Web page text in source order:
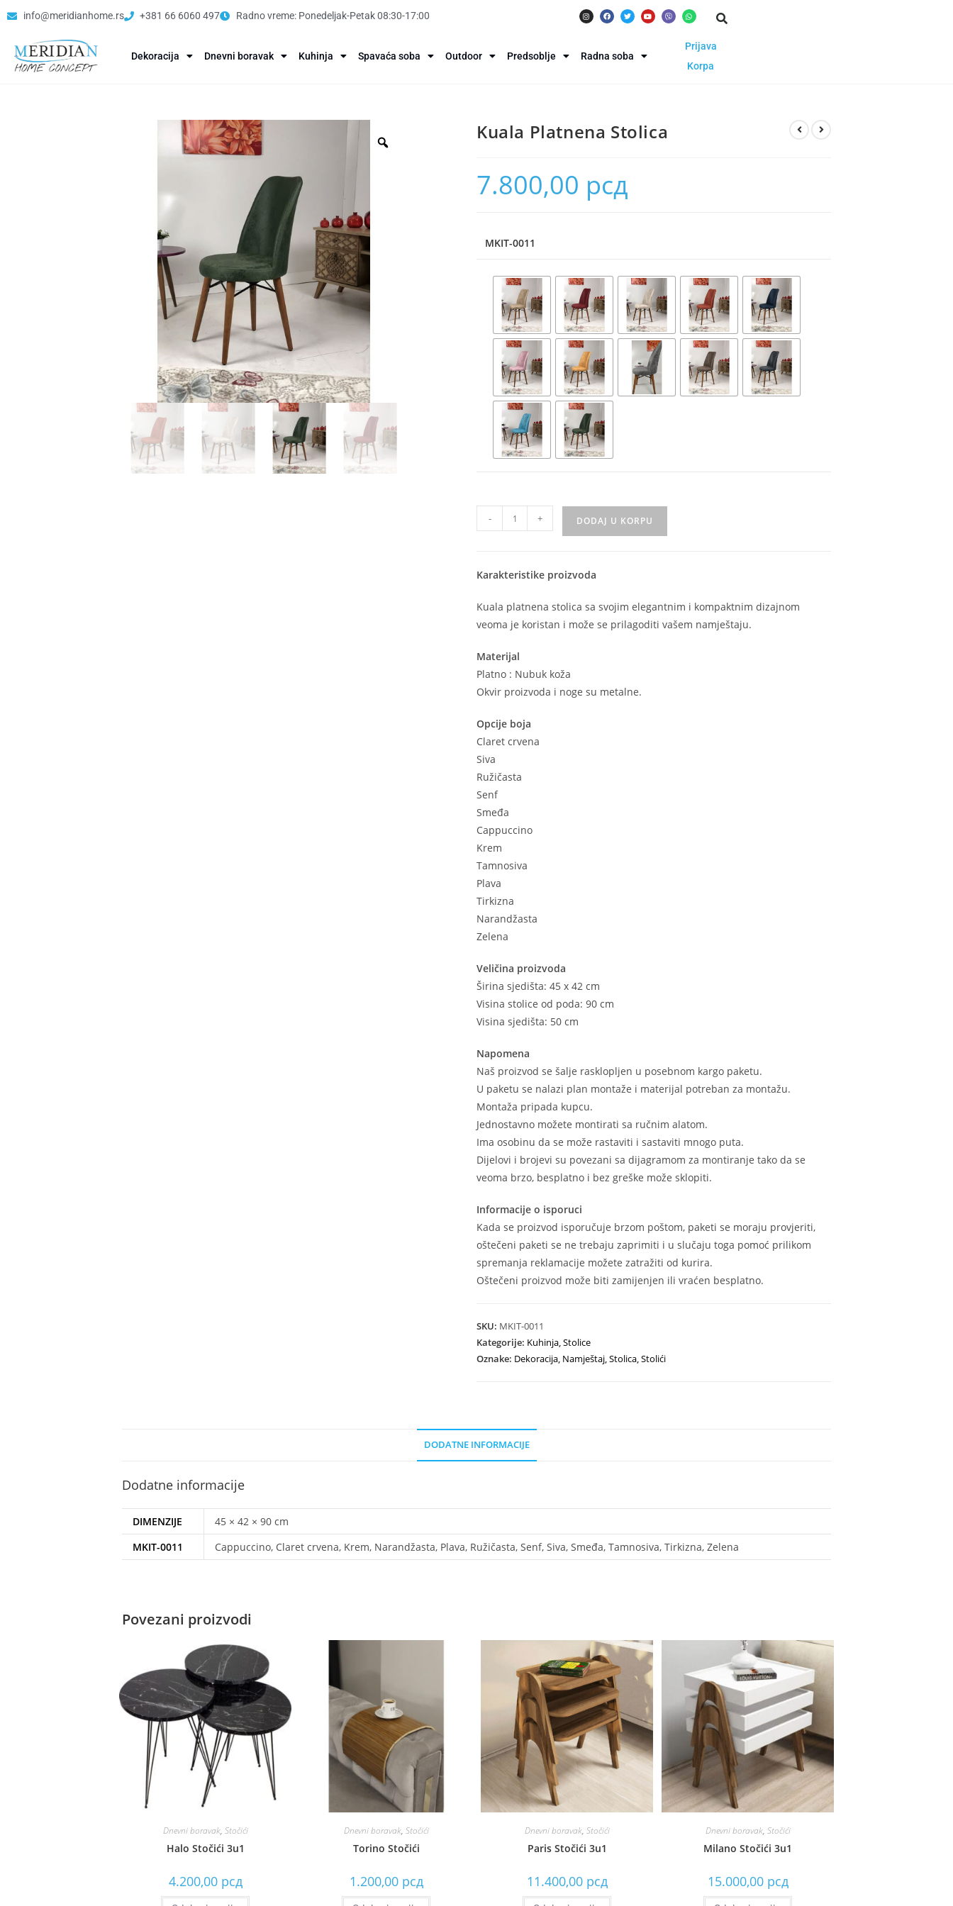
info@meridianhome.rs +381 66 6060 497 Radno vreme: Ponedeljak-Petak 08:30-17:00
Dekoracija Dnevni boravak Kuhinja Spavaća soba Outdoor Predsoblje Radna soba
Prijava
Korpa
Kuala Platnena Stolica
7.800,00 рсд
MKIT-0011
- + DODAJ U KORPU
Karakteristike proizvoda
Kuala platnena stolica sa svojim elegantnim i kompaktnim dizajnom
veoma je koristan i može se prilagoditi vašem namještaju.
Materijal
Platno : Nubuk koža
Okvir proizvoda i noge su metalne.
Opcije boja
Claret crvena
Siva
Ružičasta
Senf
Smeđa
Cappuccino
Krem
Tamnosiva
Plava
Tirkizna
Narandžasta
Zelena
Veličina proizvoda
Širina sjedišta: 45 x 42 cm
Visina stolice od poda: 90 cm
Visina sjedišta: 50 cm
Napomena
Naš proizvod se šalje rasklopljen u posebnom kargo paketu.
U paketu se nalazi plan montaže i materijal potreban za montažu.
Montaža pripada kupcu.
Jednostavno možete montirati sa ručnim alatom.
Ima osobinu da se može rastaviti i sastaviti mnogo puta.
Dijelovi i brojevi su povezani sa dijagramom za montiranje tako da se
veoma brzo, besplatno i bez greške može sklopiti.
Informacije o isporuci
Kada se proizvod isporučuje brzom poštom, paketi se moraju provjeriti,
oštečeni paketi se ne trebaju zaprimiti i u slučaju toga pomoć prilikom
spremanja reklamacije možete zatražiti od kurira.
Oštečeni proizvod može biti zamijenjen ili vraćen besplatno.
SKU: MKIT-0011
Kategorije: Kuhinja,Stolice
Oznake: Dekoracija, Namještaj,Stolica,Stolići
DODATNE INFORMACIJE
Dodatne informacije
DIMENZIJE
45 × 42 × 90 cm
MKIT-0011
Cappuccino, Claret crvena, Krem, Narandžasta, Plava, Ružičasta, Senf, Siva, Smeđa, Tamnosiva, Tirkizna, Zelena
Povezani proizvodi
Dnevni boravak, Stočići
Halo Stočići 3u1
4.200,00 рсд
Dnevni boravak, Stočići
Torino Stočići
1.200,00 рсд
Dnevni boravak, Stočići
Paris Stočići 3u1
11.400,00 рсд
Dnevni boravak, Stočići
Milano Stočići 3u1
15.000,00 рсд